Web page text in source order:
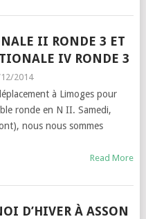
II RONDE 3 ET
IV RONDE 3
2014
à Limoges pour
ronde en N II. Samedi,
nous nous sommes
Read More
D’HIVER À ASSON